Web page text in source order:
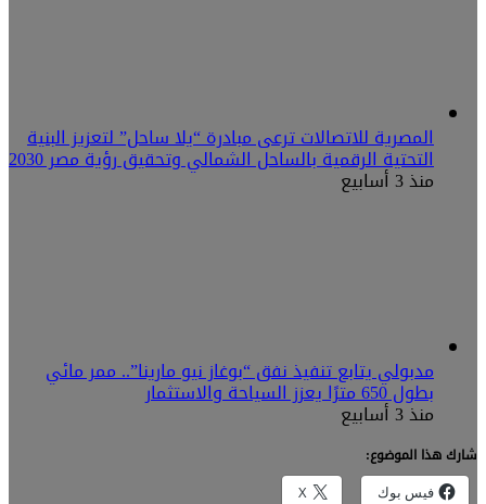
المصرية للاتصالات ترعى مبادرة “يلا ساحل” لتعزيز البنية
التحتية الرقمية بالساحل الشمالي وتحقيق رؤية مصر 2030
منذ 3 أسابيع
مدبولي يتابع تنفيذ نفق “بوغاز نيو مارينا”.. ممر مائي
بطول 650 مترًا يعزز السياحة والاستثمار
منذ 3 أسابيع
شارك هذا الموضوع:
فيس بوك X